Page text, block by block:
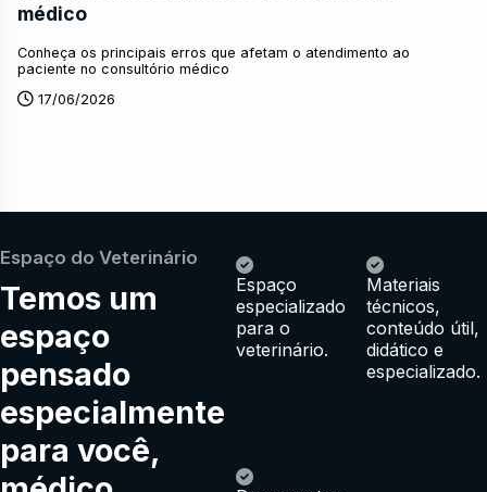
médico
Conheça os principais erros que afetam o atendimento ao
paciente no consultório médico
17/06/2026
Espaço do Veterinário
Temos um
espaço
pensado
especialmente
para você,
Espaço
especializado
para o
veterinário.
Materiais
técnicos,
conteúdo útil,
didático e
especializado.